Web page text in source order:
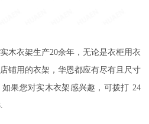
木衣架生产20余年，无论是衣柜用衣
铺用的衣架，华恩都应有尽有且尺寸
果您对实木衣架感兴趣，可拨打 24